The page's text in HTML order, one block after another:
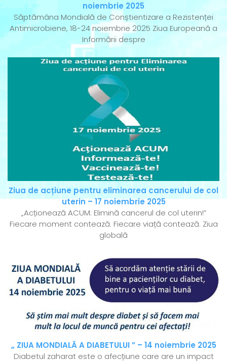
noiembrie 2025
Săptămâna Mondială de Conștientizare a Rezistenței
Antimicrobiene, 18-24 noiembrie 2025 Ziua Europeană a
Informării despre
Ziua de acțiune pentru eliminarea cancerului de col
uterin – 17 noiembrie 2025
„Acționează ACUM: Elimină cancerul de col uterin!”
Fiecare moment contează. Fiecare viață contează. Ziua
globală
„ ZIUA MONDIALĂ A DIABETULUI ” – 14 noiembrie 2025
Diabetul zaharat este o afecțiune care are un impact